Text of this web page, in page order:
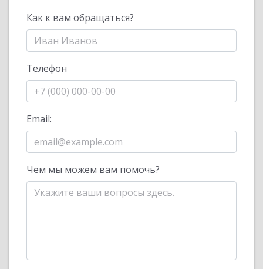
Как к вам обращаться?
Телефон
Email:
Чем мы можем вам помочь?